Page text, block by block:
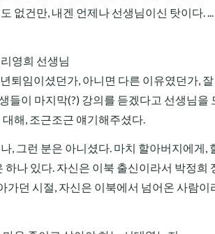
없건만, 내겐 언제나 선생님이신 탓이다. ...
영희 선생님
퇴임이셨던가, 아니면 다른 이유였던가,
들이 마지막(?) 강의를 듣겠다고 선생님을
해, 조근조근 얘기해주셨다.
, 그런 분은 아니셨다. 마치 할아버지에게,
나 있다. 자신은 이북 출신이라서 박정희
던 시절, 자신은 이북에서 넘어온 사람이